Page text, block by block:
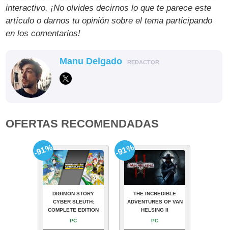
interactivo. ¡No olvides decirnos lo que te parece este
artículo o darnos tu opinión sobre el tema participando
en los comentarios!
Manu Delgado REDACTOR
OFERTAS RECOMENDADAS
DIGIMON STORY
CYBER SLEUTH:
COMPLETE EDITION
PC
-91%
THE INCREDIBLE
ADVENTURES OF VAN
HELSING II
PC
-91%